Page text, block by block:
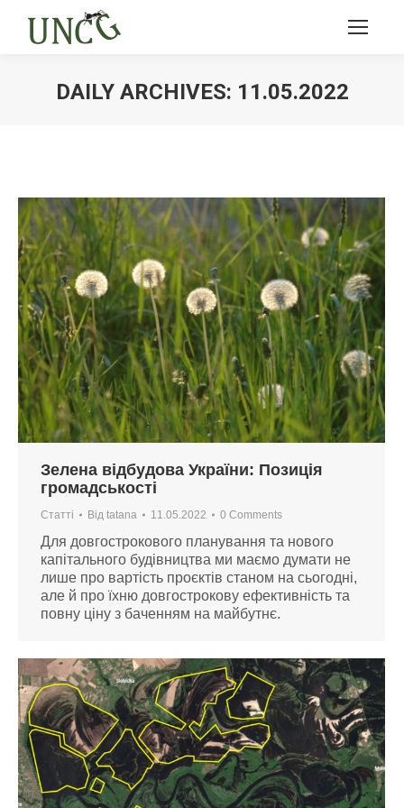
DAILY ARCHIVES: 11.05.2022
Зелена відбудова України: Позиція
громадськості
Статті Від tatana 11.05.2022 0 Comments
Для довгострокового планування та нового
капітального будівництва ми маємо думати не
лише про вартість проєктів станом на сьогодні,
але й про їхню довгострокову ефективність та
повну ціну з баченням на майбутнє.